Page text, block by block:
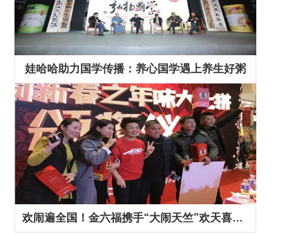
娃哈哈助力国学传播：养心国学遇上养生好粥
欢闹遍全国！金六福携手“大闹天竺”欢天喜地拜早年！